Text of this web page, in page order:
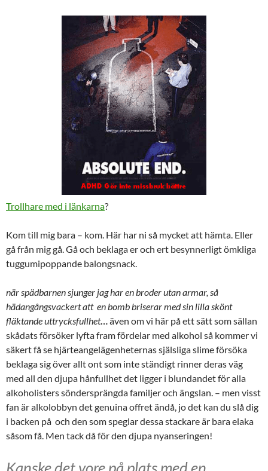
Trollhare med i länkarna?
Kom till mig bara – kom. Här har ni så mycket att hämta. Eller
gå från mig gå. Gå och beklaga er och ert besynnerligt ömkliga
tuggumipoppande balongsnack.
när spädbarnen sjunger jag har en broder utan armar, så
hädangångsvackert att en bomb briserar med sin lilla skönt
fläktande uttrycksfullhet…även om vi här på ett sätt som sällan
skådats försöker lyfta fram fördelar med alkohol så kommer vi
säkert få se hjärteangelägenheternas själsliga slime försöka
beklaga sig över allt ont som inte ständigt rinner deras väg
med all den djupa hånfullhet det ligger i blundandet för alla
alkoholisters söndersprängda familjer och ängslan. – men visst
fan är alkolobbyn det genuina offret ändå, jo det kan du slå dig
i backen på och den som speglar dessa stackare är bara elaka
såsom få. Men tack då för den djupa nyanseringen!